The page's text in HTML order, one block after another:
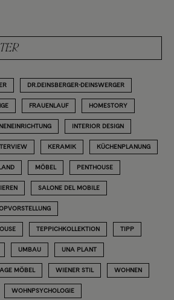
DR.DEINSBERGER-DEINSWERGER
FRAUENLAUF HOMESTORY
INTERIOR DESIGN
KERAMIK KÜCHENPLANUNG
MÖBEL PENTHOUSE
SALONE DEL MOBILE
TEPPICHKOLLEKTION TIPP
UMBAU UNA PLANT
MÖBEL WIENER STIL WOHNEN
WOHNPSYCHOLOGIE